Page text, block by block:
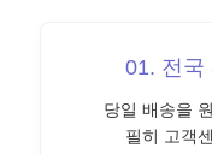
01. 전국
당일 배송을
필히 고객